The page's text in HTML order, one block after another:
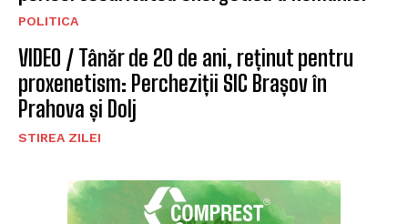
POLITICA
VIDEO / Tânăr de 20 de ani, reținut pentru
proxenetism: Percheziții SIC Brașov în
Prahova și Dolj
STIREA ZILEI